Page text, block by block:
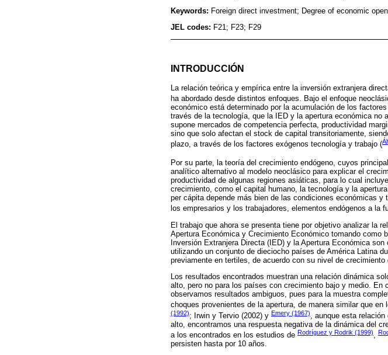
Keywords: Foreign direct investment; Degree of economic
JEL codes: F21; F23; F29
INTRODUCCIÓN
La relación teórica y empírica entre la inversión extranjera
ha abordado desde distintos enfoques. Bajo el enfoque
económico está determinado por la acumulación de los
través de la tecnología, que la IED y la apertura económica
supone mercados de competencia perfecta, productividad
sino que solo afectan el stock de capital transitoriamente,
plazo, a través de los factores exógenos tecnología y trabajo (
Por su parte, la teoría del crecimiento endógeno, cuyos
analítico alternativo al modelo neoclásico para explicar el
productividad de algunas regiones asiáticas, para lo cual
crecimiento, como el capital humano, la tecnología y la
per cápita depende más bien de las condiciones económicas
los empresarios y los trabajadores, elementos endógenos a la
El trabajo que ahora se presenta tiene por objetivo analizar la
Apertura Económica y Crecimiento Económico tomando como
Inversión Extranjera Directa (IED) y la Apertura Económica
utilizando un conjunto de dieciocho países de América Latina
previamente en tertiles, de acuerdo con su nivel de
Los resultados encontrados muestran una relación dinámica
alto, pero no para los países con crecimiento bajo y medio. En
observamos resultados ambiguos, pues para la muestra
choques provenientes de la apertura, de manera similar que en
(1992); Irwin y Tervio (2002) y Emery (1967)
, aunque esta
alto, encontramos una respuesta negativa de la dinámica del
a los encontrados en los estudios de Rodríguez y Rodrik (1999),
persisten hasta por 10 años.